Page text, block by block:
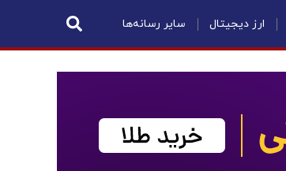
ارز دیجیتال سایر رسانه‌ها